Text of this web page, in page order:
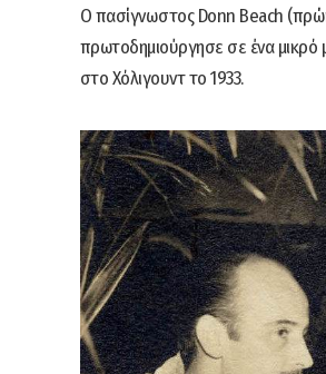
Ο πασίγνωστος Donn Beach
πρωτοδημιούργησε σε ένα μικρό
στο Χόλιγουντ το 1933.